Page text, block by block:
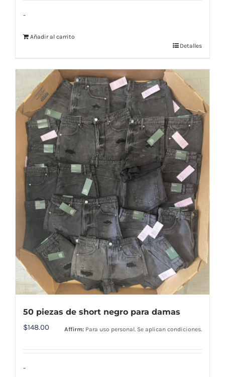
-
Añadir al carrito
Detalles
50 piezas de short negro para damas
$148.00 Affirm: Para uso personal. Se aplican condiciones.
-